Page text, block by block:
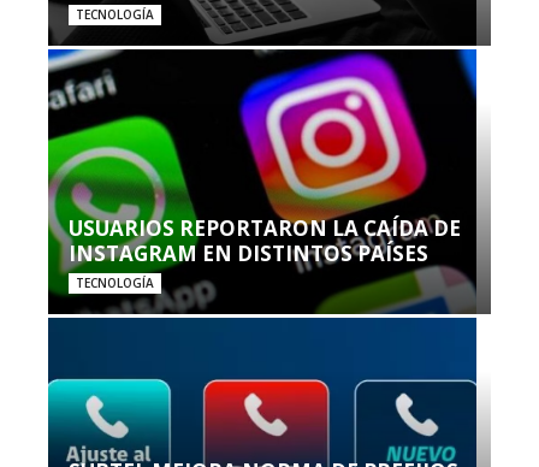
TECNOLOGÍA
USUARIOS REPORTARON LA CAÍDA DE
INSTAGRAM EN DISTINTOS PAÍSES
TECNOLOGÍA